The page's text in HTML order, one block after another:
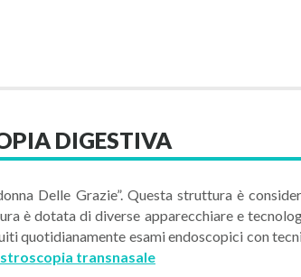
DIGESTIVA
Delle Grazie”. Questa struttura è
è dotata di diverse apparecchiare e
quotidianamente esami endoscopici con
transnasale